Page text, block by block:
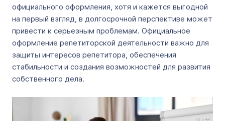
официального оформления, хотя и кажется выгодной
на первый взгляд, в долгосрочной перспективе может
привести к серьезным проблемам. Официальное
оформление репетиторской деятельности важно для
защиты интересов репетитора, обеспечения
стабильности и создания возможностей для развития
собственного дела.